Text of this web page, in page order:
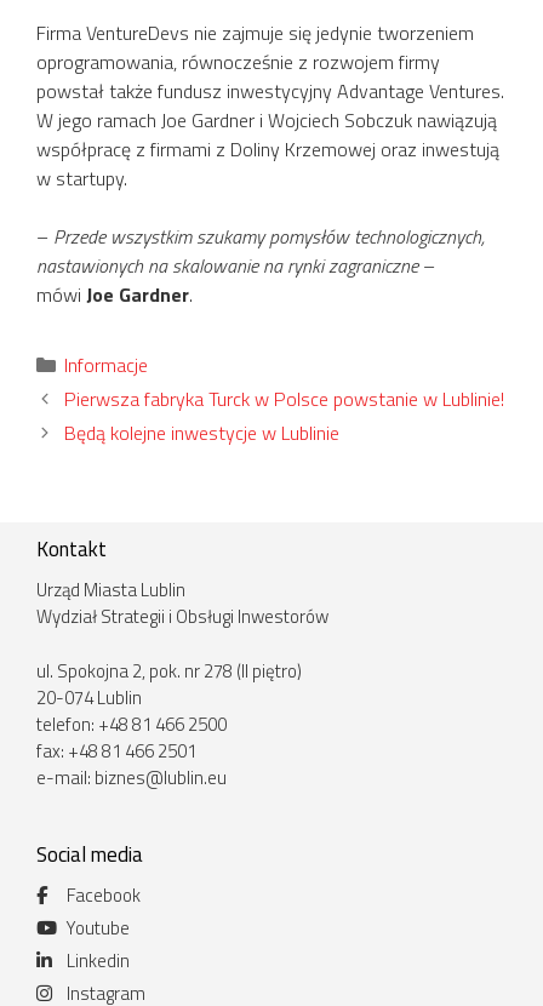
Firma VentureDevs nie zajmuje się jedynie tworzeniem
oprogramowania, równocześnie z rozwojem firmy
powstał także fundusz inwestycyjny Advantage Ventures.
W jego ramach Joe Gardner i Wojciech Sobczuk nawiązują
współpracę z firmami z Doliny Krzemowej oraz inwestują
w startupy.
– Przede wszystkim szukamy pomysłów technologicznych,
nastawionych na skalowanie na rynki zagraniczne–
mówi Joe Gardner.
Kategorie
Informacje
Pierwsza fabryka Turck w Polsce powstanie w Lublinie!
Będą kolejne inwestycje w Lublinie
Kontakt
Urząd Miasta Lublin
Wydział Strategii i Obsługi Inwestorów
ul. Spokojna 2, pok. nr 278 (II piętro)
20-074 Lublin
telefon: +48 81 466 2500
fax: +48 81 466 2501
e-mail: biznes@lublin.eu
Social media
Facebook
Youtube
Linkedin
Instagram